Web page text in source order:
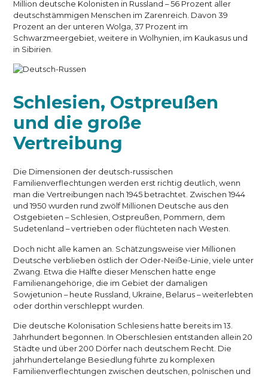
Million deutsche Kolonisten in Russland – 56 Prozent aller
deutschstämmigen Menschen im Zarenreich. Davon 39
Prozent an der unteren Wolga, 37 Prozent im
Schwarzmeergebiet, weitere in Wolhynien, im Kaukasus und
in Sibirien.
Schlesien, Ostpreußen
und die große
Vertreibung
Die Dimensionen der deutsch-russischen
Familienverflechtungen werden erst richtig deutlich, wenn
man die Vertreibungen nach 1945 betrachtet. Zwischen 1944
und 1950 wurden rund zwölf Millionen Deutsche aus den
Ostgebieten – Schlesien, Ostpreußen, Pommern, dem
Sudetenland – vertrieben oder flüchteten nach Westen.
Doch nicht alle kamen an. Schätzungsweise vier Millionen
Deutsche verblieben östlich der Oder-Neiße-Linie, viele unter
Zwang. Etwa die Hälfte dieser Menschen hatte enge
Familienangehörige, die im Gebiet der damaligen
Sowjetunion – heute Russland, Ukraine, Belarus – weiterlebten
oder dorthin verschleppt wurden.
Die deutsche Kolonisation Schlesiens hatte bereits im 13.
Jahrhundert begonnen. In Oberschlesien entstanden allein 20
Städte und über 200 Dörfer nach deutschem Recht. Die
jahrhundertelange Besiedlung führte zu komplexen
Familienverflechtungen zwischen deutschen, polnischen und